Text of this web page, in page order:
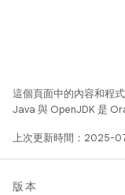
這個頁面中的內容和程
Java 與 OpenJDK 是
上次更新時間：2025-
版本